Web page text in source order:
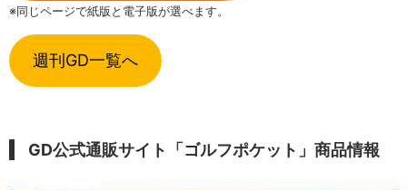
※同じページで紙版と電子版が選べます。
週刊GD一覧へ
GD公式通販サイト「ゴルフポケット」商品情報